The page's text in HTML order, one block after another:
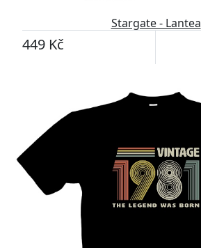
Stargate - Lantea
449 Kč